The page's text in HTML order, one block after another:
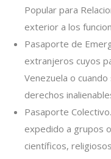
Popular para
exterior a los
Pasaporte de
extranjeros cuyos
Venezuela o
derechos
Pasaporte
expedido a grupos
científicos,